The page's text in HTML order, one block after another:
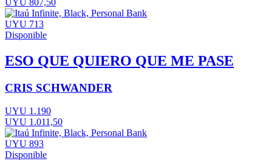
UYU 713
Disponible
ESO QUE QUIERO QUE ME PASE
CRIS SCHWANDER
UYU 1.190
UYU 1.011,50
UYU 893
Disponible